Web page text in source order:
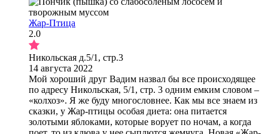
Жар-Птица
2.0
Никольская д.5/1, стр.3
14 августа 2022
Мой хороший друг Вадим назвал бы все происходящее
по адресу Никольская, 5/1, стр. 3 одним емким словом –
«колхоз». Я же буду многословнее. Как мы все знаем из
сказки, у Жар-птицы особая диета: она питается
золотыми яблоками, которые ворует по ночам, а когда